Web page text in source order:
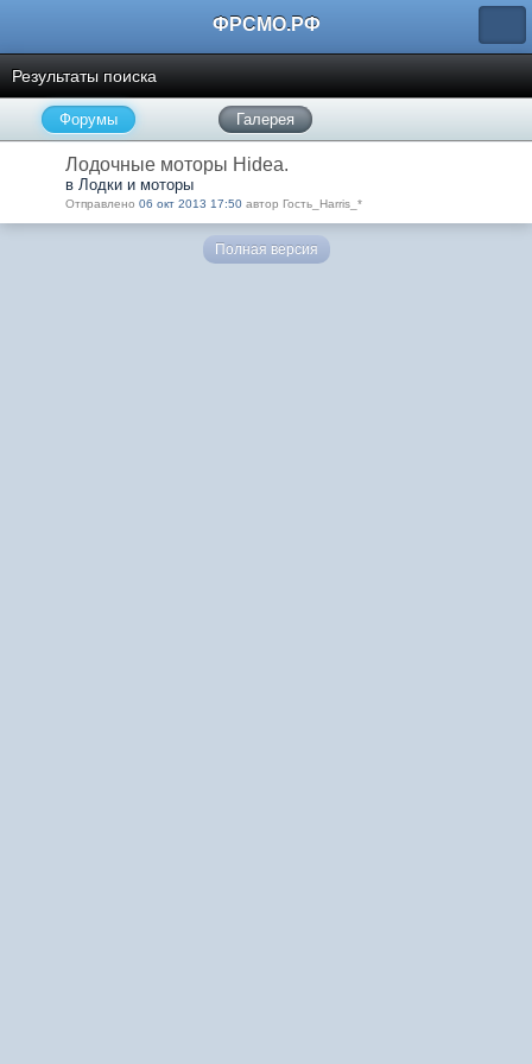
ФРСМО.РФ
Результаты поиска
Форумы Галерея
Лодочные моторы Hidea.
в Лодки и моторы
Отправлено 06 окт 2013 17:50 автор Гость_Harris_*
Полная версия